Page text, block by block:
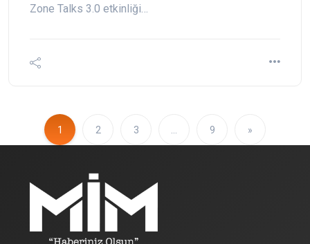
Zone Talks 3.0 etkinliği…
1 2 3 9 »